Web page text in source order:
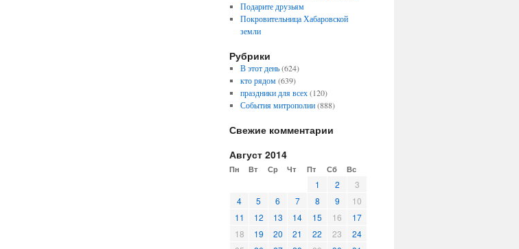
Подарите друзьям
Покровительница Хабаровской
земли
Рубрики
В этот день(624)
кто рядом(639)
праздники для всех(120)
События митрополии(888)
Свежие комментарии
Август 2014
Пн Вт Ср Чт Пт Сб Вс
1 2
3
4
5 6 7 8 9
10
11
12 13 14 15 16
17
18
19 20 21 22 23
24